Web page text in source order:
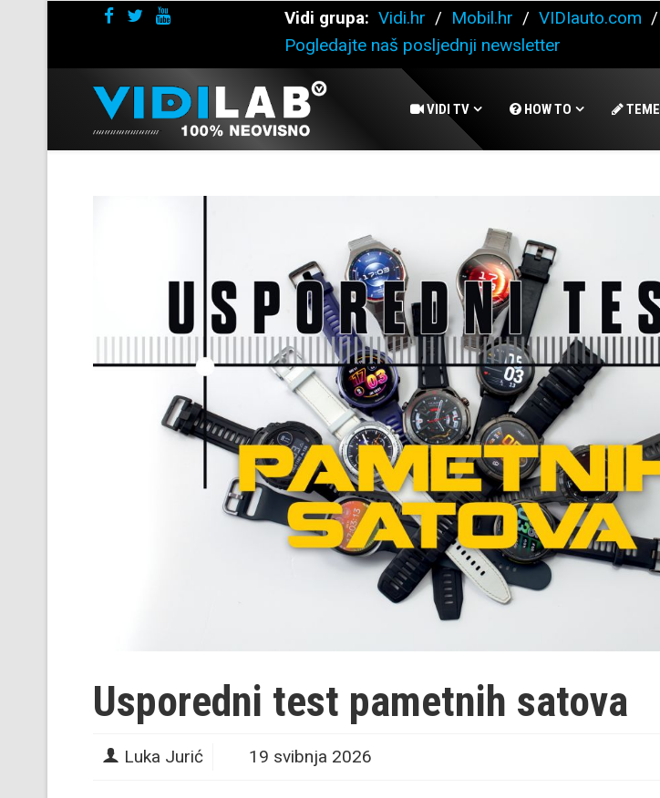
Vidi grupa: Vidi.hr / Mobil.hr / VIDIauto.com /
Pogledajte naš posljednji newsletter
VIDI TV HOW TO TEME
Usporedni test pametnih satova
Luka Jurić 19 svibnja 2026